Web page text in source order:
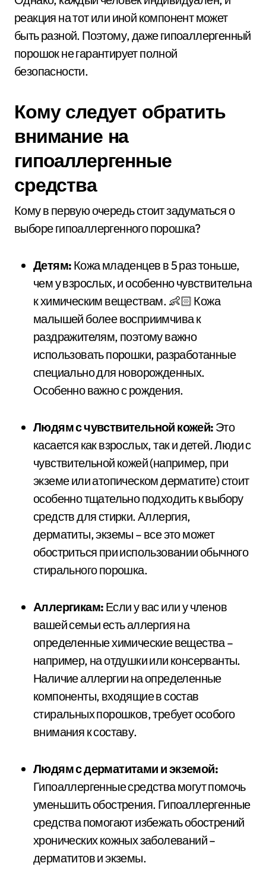
реакция на тот или иной компонент может
быть разной. Поэтому, даже гипоаллергенный
порошок не гарантирует полной
безопасности.
Кому следует обратить
внимание на
гипоаллергенные
средства
Кому в первую очередь стоит задуматься о
выборе гипоаллергенного порошка?
Детям: Кожа младенцев в 5 раз тоньше,
чем у взрослых, и особенно чувствительна
к химическим веществам. 👶🏻 Кожа
малышей более восприимчива к
раздражителям, поэтому важно
использовать порошки, разработанные
специально для новорожденных.
Особенно важно с рождения.
Людям с чувствительной кожей: Это
касается как взрослых, так и детей. Люди с
чувствительной кожей (например, при
экземе или атопическом дерматите) стоит
особенно тщательно подходить к выбору
средств для стирки. Аллергия,
дерматиты, экземы – все это может
обостриться при использовании обычного
стирального порошка.
Аллергикам: Если у вас или у членов
вашей семьи есть аллергия на
определенные химические вещества –
например, на отдушки или консерванты.
Наличие аллергии на определенные
компоненты, входящие в состав
стиральных порошков, требует особого
внимания к составу.
Людям с дерматитами и экземой:
Гипоаллергенные средства могут помочь
уменьшить обострения. Гипоаллергенные
средства помогают избежать обострений
хронических кожных заболеваний –
дерматитов и экземы.